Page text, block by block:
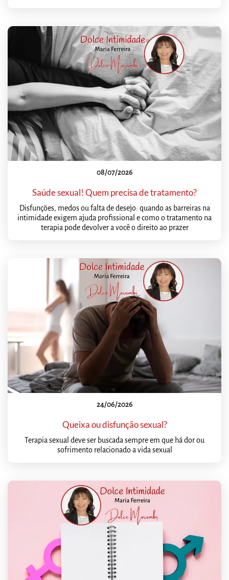
08/07/2026
Saúde sexual! Quem precisa de tratamento?
Disfunções, medos ou falta de desejo: quando as barreiras na
intimidade exigem ajuda profissional e como o tratamento na
terapia pode devolver a você o direito ao prazer
24/06/2026
Queixa ou disfunção sexual?
Terapia sexual deve ser buscada sempre em que há dor ou
sofrimento relacionado a vida sexual